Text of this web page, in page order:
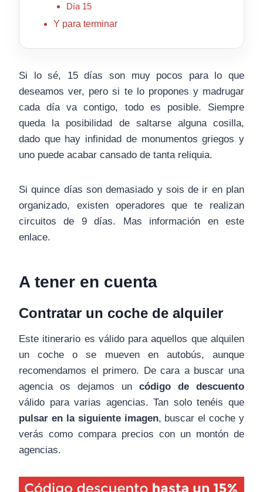
Día 15
Y para terminar
Si lo sé, 15 días son muy pocos para lo que
deseamos ver, pero si te lo propones y madrugar
cada día va contigo, todo es posible. Siempre
queda la posibilidad de saltarse alguna cosilla,
dado que hay infinidad de monumentos griegos y
uno puede acabar cansado de tanta reliquia.
Si quince días son demasiado y sois de ir en plan
organizado, existen operadores que te realizan
circuitos de 9 días. Mas información en este
enlace.
A tener en cuenta
Contratar un coche de alquiler
Este itinerario es válido para aquellos que alquilen
un coche o se mueven en autobús, aunque
recomendamos el primero. De cara a buscar una
agencia os dejamos un código de descuento
válido para varias agencias. Tan solo tenéis que
pulsar en la siguiente imagen, buscar el coche y
verás como compara precios con un montón de
agencias.